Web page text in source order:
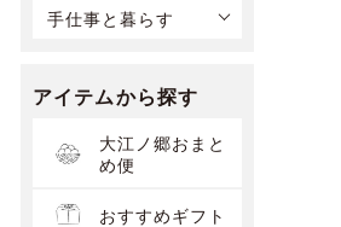
手仕事と暮らす
アイテムから探す
大江ノ郷おまと
め便
おすすめギフト